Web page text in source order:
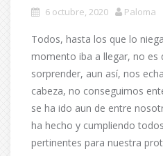
6 octubre, 2020 Paloma
Todos, hasta los que lo
momento iba a llegar, no es
sorprender, aun así, nos
cabeza, no conseguimos
se ha ido aun de entre
ha hecho y cumpliendo
pertinentes para nuestra